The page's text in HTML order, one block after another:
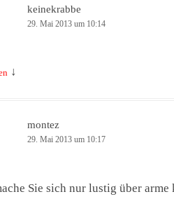
keinekrabbe
29. Mai 2013 um 10:14
↓
montez
29. Mai 2013 um 10:17
Sie sich nur lustig über arme